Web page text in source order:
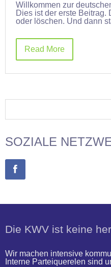
Willkommen zur
Dies ist der erste Beitrag.
oder löschen. Und dann
Read More
SOZIALE
Die KWV ist keine
Wir machen intensive
Interne Parteiquerelen sind